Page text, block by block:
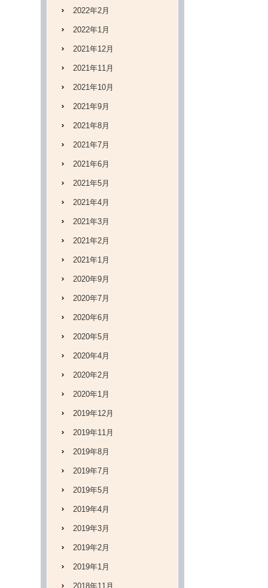
2022年2月
2022年1月
2021年12月
2021年11月
2021年10月
2021年9月
2021年8月
2021年7月
2021年6月
2021年5月
2021年4月
2021年3月
2021年2月
2021年1月
2020年9月
2020年7月
2020年6月
2020年5月
2020年4月
2020年2月
2020年1月
2019年12月
2019年11月
2019年8月
2019年7月
2019年5月
2019年4月
2019年3月
2019年2月
2019年1月
2018年11月